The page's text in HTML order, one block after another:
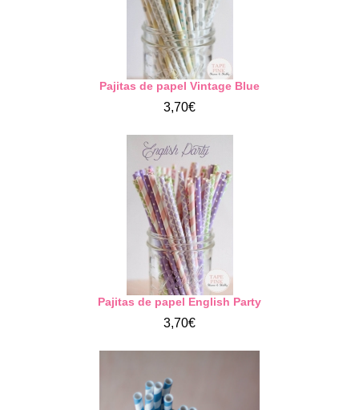
Pajitas de papel Vintage Blue
3,70€
Pajitas de papel English Party
3,70€